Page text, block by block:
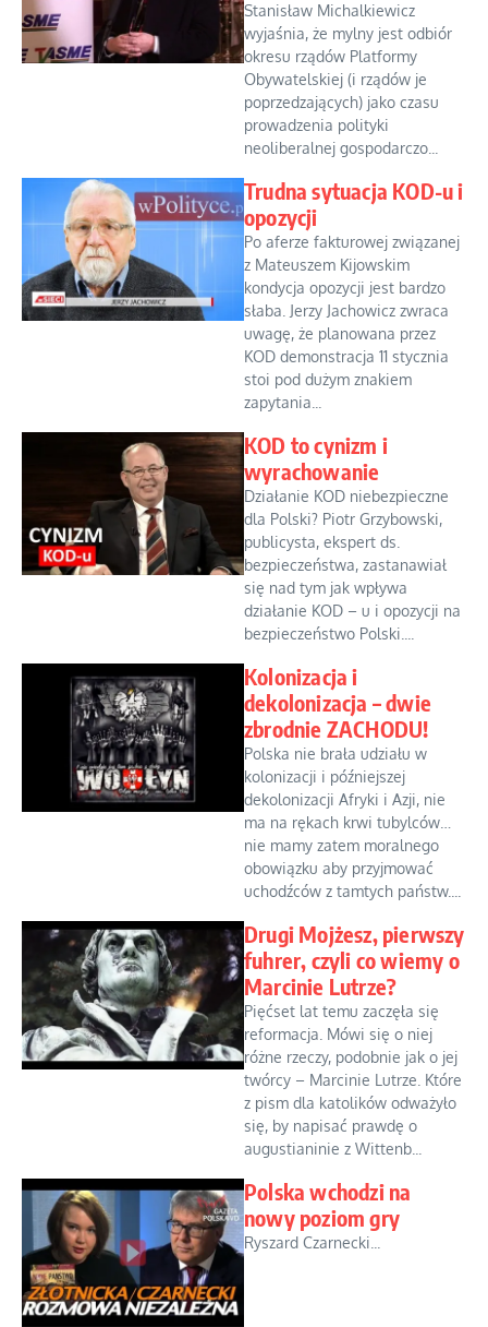
Stanisław Michalkiewicz
wyjaśnia, że mylny jest odbiór
okresu rządów Platformy
Obywatelskiej (i rządów je
poprzedzających) jako czasu
prowadzenia polityki
neoliberalnej gospodarczo...
Trudna sytuacja KOD-u i
opozycji
Po aferze fakturowej związanej
z Mateuszem Kijowskim
kondycja opozycji jest bardzo
słaba. Jerzy Jachowicz zwraca
uwagę, że planowana przez
KOD demonstracja 11 stycznia
stoi pod dużym znakiem
zapytania...
KOD to cynizm i
wyrachowanie
Działanie KOD niebezpieczne
dla Polski? Piotr Grzybowski,
publicysta, ekspert ds.
bezpieczeństwa, zastanawiał
się nad tym jak wpływa
działanie KOD – u i opozycji na
bezpieczeństwo Polski....
Kolonizacja i
dekolonizacja – dwie
zbrodnie ZACHODU!
Polska nie brała udziału w
kolonizacji i późniejszej
dekolonizacji Afryki i Azji, nie
ma na rękach krwi tubylców…
nie mamy zatem moralnego
obowiązku aby przyjmować
uchodźców z tamtych państw....
Drugi Mojżesz, pierwszy
fuhrer, czyli co wiemy o
Marcinie Lutrze?
Pięćset lat temu zaczęła się
reformacja. Mówi się o niej
różne rzeczy, podobnie jak o jej
twórcy – Marcinie Lutrze. Które
z pism dla katolików odważyło
się, by napisać prawdę o
augustianinie z Wittenb...
Polska wchodzi na
nowy poziom gry
Ryszard Czarnecki...